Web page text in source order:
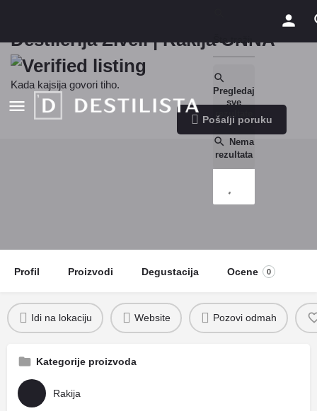
Pregledaj
sve
rezultate
Nema
rezultata
Destilerija Živeli | Rakija ONNA
Kada kajsija govori tiho.
Lokacija
Pošalji poruku
Profil Proizvodi Degustacija Ocene 0
Idi na lokaciju Website Pozovi odmah
Kategorije proizvoda
Rakija